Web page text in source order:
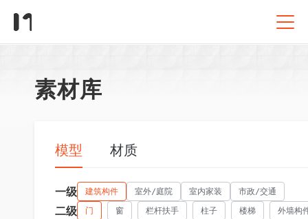
素材库
模型 材质
一级 建筑构件 室外/庭院 室内家装 市政/交通
二级 门 窗 栏杆扶手 柱子 楼梯 外墙构